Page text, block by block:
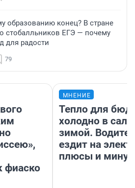
образованию конец? В стране
стобалльников ЕГЭ — почему
для радости
79
фиаско
МНЕНИЕ
Тепло для
холодно в
зимой.
ездит на
плюсы и